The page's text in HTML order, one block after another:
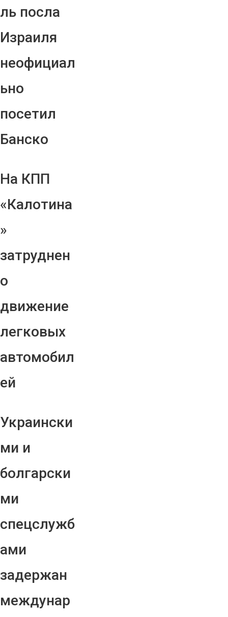
ль посла
Израиля
неофициал
ьно
посетил
Банско
На КПП
«Калотина
»
затруднен
о
движение
легковых
автомобил
ей
Украински
ми и
болгарски
ми
спецслужб
ами
задержан
междунар